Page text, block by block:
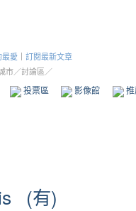
最愛
訂閱最新文章
市／討論區／
投票區 影像館
(有)